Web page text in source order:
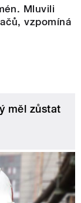
Mluvili
vzpomíná
měl zůstat